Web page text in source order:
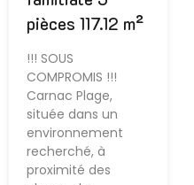
pièces 117.12 m²
!!! SOUS
COMPROMIS !!!
Carnac Plage,
située dans un
environnement
recherché, à
proximité des